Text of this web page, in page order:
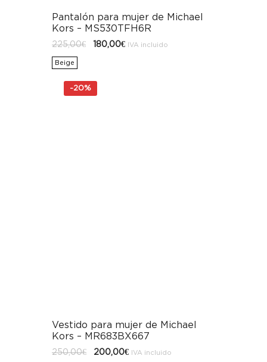
Pantalón para mujer de Michael
Kors – MS530TFH6R
225,00€
El
precio
180,00€ElIVA incluido
Beige
-20%
Vestido para mujer de Michael
Kors – MR683BX667
250,00€
El200,00€ElIVA incluido